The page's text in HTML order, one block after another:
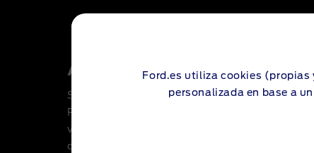
Ford.es utiliza cookies
personalizada en base a
Autonomía eléctrica
Si tu trabajo te obliga a desplazarte por el
Ranger pick-up híbrido enchufable es el
vehículo de cero emisiones, podrás acceder
ciudad y otras zonas de bajas emisiones